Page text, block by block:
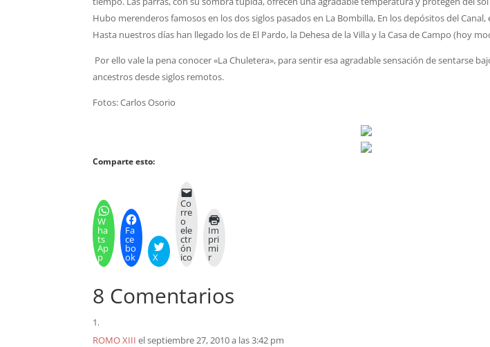
Hubo merenderos famosos en los dos siglos pasados en La Bombilla, En los depósitos del
Hasta nuestros días han llegado los de El Pardo, la Dehesa de la Villa y la Casa de Campo (hoy
Por ello vale la pena conocer «La Chuletera», para sentir esa agradable sensación de sentarse
ancestros desde siglos remotos.
Fotos: Carlos Osorio
Comparte esto:
W
ha
ts
Ap
p
Fa
ce
bo
ok X
Co
rre
o
ele
ctr
ón
ico
Im
pri
mi
r
8 Comentarios
ROMO XIII el septiembre 27, 2010 a las 3:42 pm